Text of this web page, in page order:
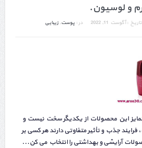
و لوسیون.
:آگوست 11, 2022 در : پوست, زیبایی
این محصولات از یکدیگر سخت نیست و
جذب و تأثیر متفاوتی دارند هر کسی بر
آرایشی و بهداشتی را انتخاب می کن...